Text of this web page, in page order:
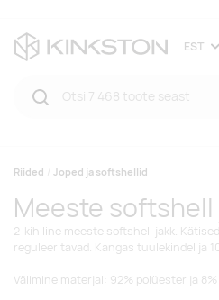
EST
Riided Joped ja softshellid
Meeste
2-kihiline meeste softshell jakk.
reguleeritavad. Kangas tuulekindel ja
Välimine materjal: 92% polüester ja